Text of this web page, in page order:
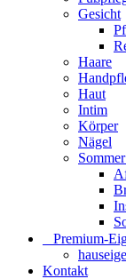
Gesicht
Haare
Haut
Intim
Körper
Nägel
⠀​Premium-
Kontakt